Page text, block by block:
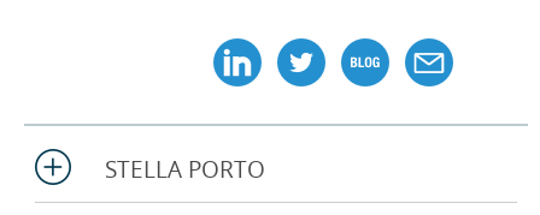
STELLA PORTO